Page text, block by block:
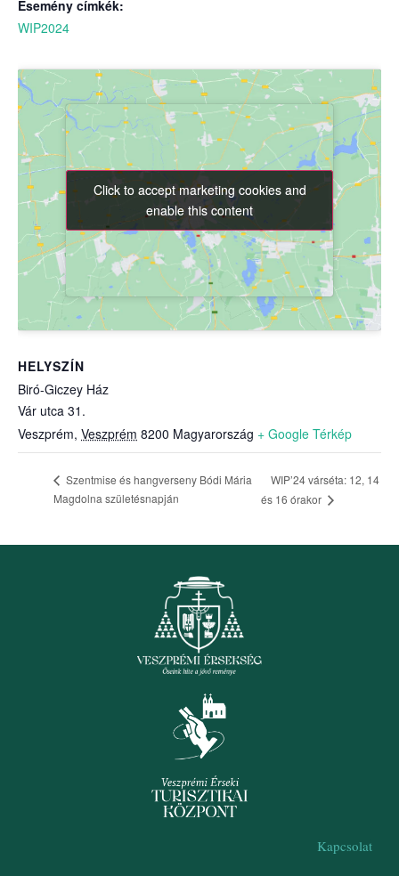
Esemény címkék:
WIP2024
HELYSZÍN
Biró-Giczey Ház
Vár utca 31.
Veszprém, Veszprém 8200 Magyarország + Google Térkép
Click to accept marketing cookies and
enable this content
Click to accept marketing cookies and
enable this content
Szentmise és hangverseny Bódi Mária
Magdolna születésnapján
WIP’24 várséta: 12, 14
és 16 órakor
Kapcsolat